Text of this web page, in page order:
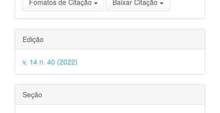
Fomatos de Citação Baixar Citação
Edição
v. 14 n. 40 (2022)
Seção